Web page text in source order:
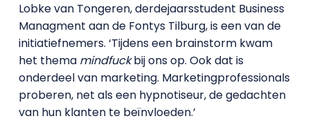
Lobke van Tongeren, derdejaarsstudent Business
Managment aan de Fontys Tilburg, is een van de
initiatiefnemers. ‘Tijdens een brainstorm kwam
het thema mindfuckbij ons op. Ook dat is
onderdeel van marketing. Marketingprofessionals
proberen, net als een hypnotiseur, de gedachten
van hun klanten te beïnvloeden.’